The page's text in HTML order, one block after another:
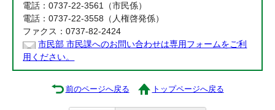
電話：0737-22-3561（市民係）
電話：0737-22-3558（人権啓発係）
ファクス：0737-82-2424
市民部 市民課へのお問い合わせは専用フォームをご利
用ください。
前のページへ戻る トップページへ戻る